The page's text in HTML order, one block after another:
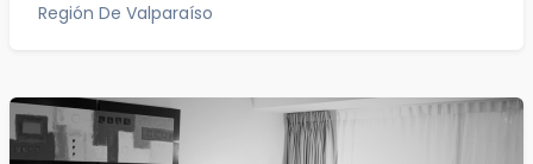
Región De Valparaíso